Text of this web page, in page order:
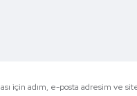
için adım, e-posta adresim ve